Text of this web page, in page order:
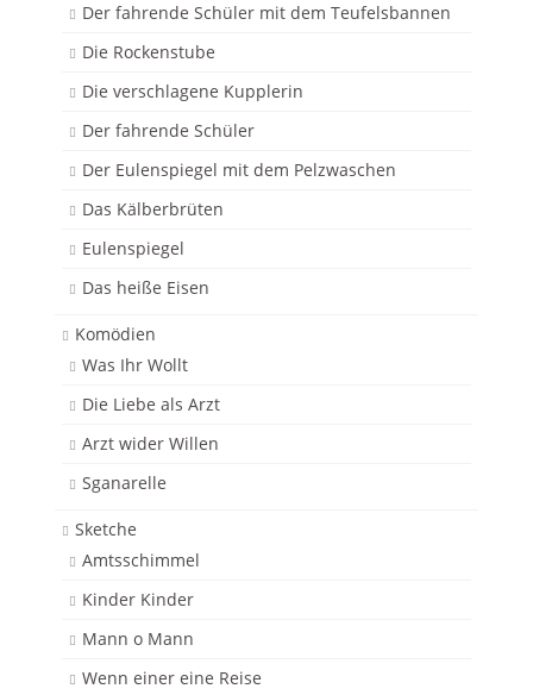
Der fahrende Schüler mit dem Teufelsbannen
Die Rockenstube
Die verschlagene Kupplerin
Der fahrende Schüler
Der Eulenspiegel mit dem Pelzwaschen
Das Kälberbrüten
Eulenspiegel
Das heiße Eisen
Komödien
Was Ihr Wollt
Die Liebe als Arzt
Arzt wider Willen
Sganarelle
Sketche
Amtsschimmel
Kinder Kinder
Mann o Mann
Wenn einer eine Reise